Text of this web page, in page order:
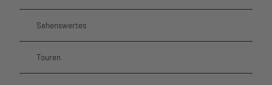
Sehenswertes
Touren